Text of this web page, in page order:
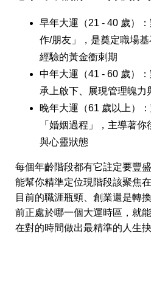
早年大運（21 - 40 歲）
作/朋友」，是奠定職場
經驗的黃金衝刺期
中年大運（41 - 60 歲）
承上啟下、展現管理魄力
晚年大運（61 歲以上）
「婚姻過程」，主導著
與心靈狀態
每個年齡階段都有它註定要豐
能幫你精準定位現階段該聚焦
目前的職涯瓶頸、創業還是轉
前正處於哪一個大運時區，就
在對的時間做出最精準的人生抉